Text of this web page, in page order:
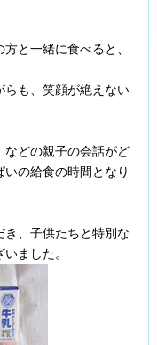
と一緒に食べると、
らも、笑顔が絶えない
などの親子の会話がど
の給食の時間となり
、子供たちと特別な
ました。